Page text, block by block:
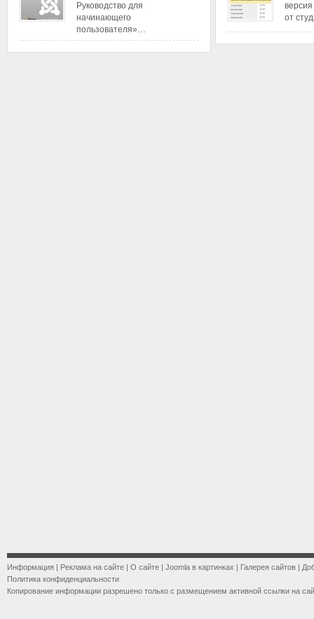
Руководство для
начинающего
пользователя»…
от
Информация | Реклама на сайте | О сайте | Joomla в картинках | Галерея сайтов |
Политика конфиденциальности
Копирование информации разрешено только с размещением активной ссылки на